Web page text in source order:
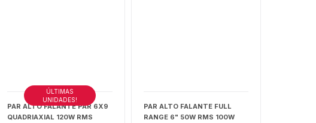
PAR ALTO FALANTE PAR 6X9
QUADRIAXIAL 120W RMS
ÚLTIMAS
UNIDADES!
PAR ALTO FALANTE FULL
RANGE 6" 50W RMS 100W